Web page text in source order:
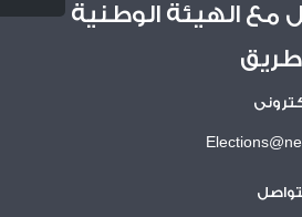
مع الهيئة الوطنية
طريق